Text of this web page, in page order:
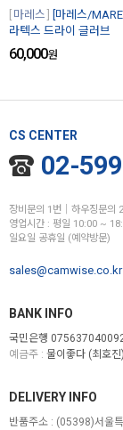
마레스
[마레스/
라텍스 드라이 글러브
60,000원
CS CENTER
02-
장비문의 1번│하우징문의
영업시간 : 평일 10:00 ~
일요일 공휴일 (예약방문)
sales@camwise.co.kr
BANK INFO
국민은행
예금주 : 물이좋다 (최호진)
DELIVERY INFO
반품주소 : (05398)서울